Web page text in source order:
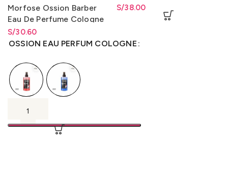
Morfose Ossion Barber
Eau De Perfume Cologne
300ml.
S/30.60
Rango de precios: desde
S/30.60hasta S/30.60
OSSION EAU PERFUM COLOGNE
S2 150ml.
S/38.00